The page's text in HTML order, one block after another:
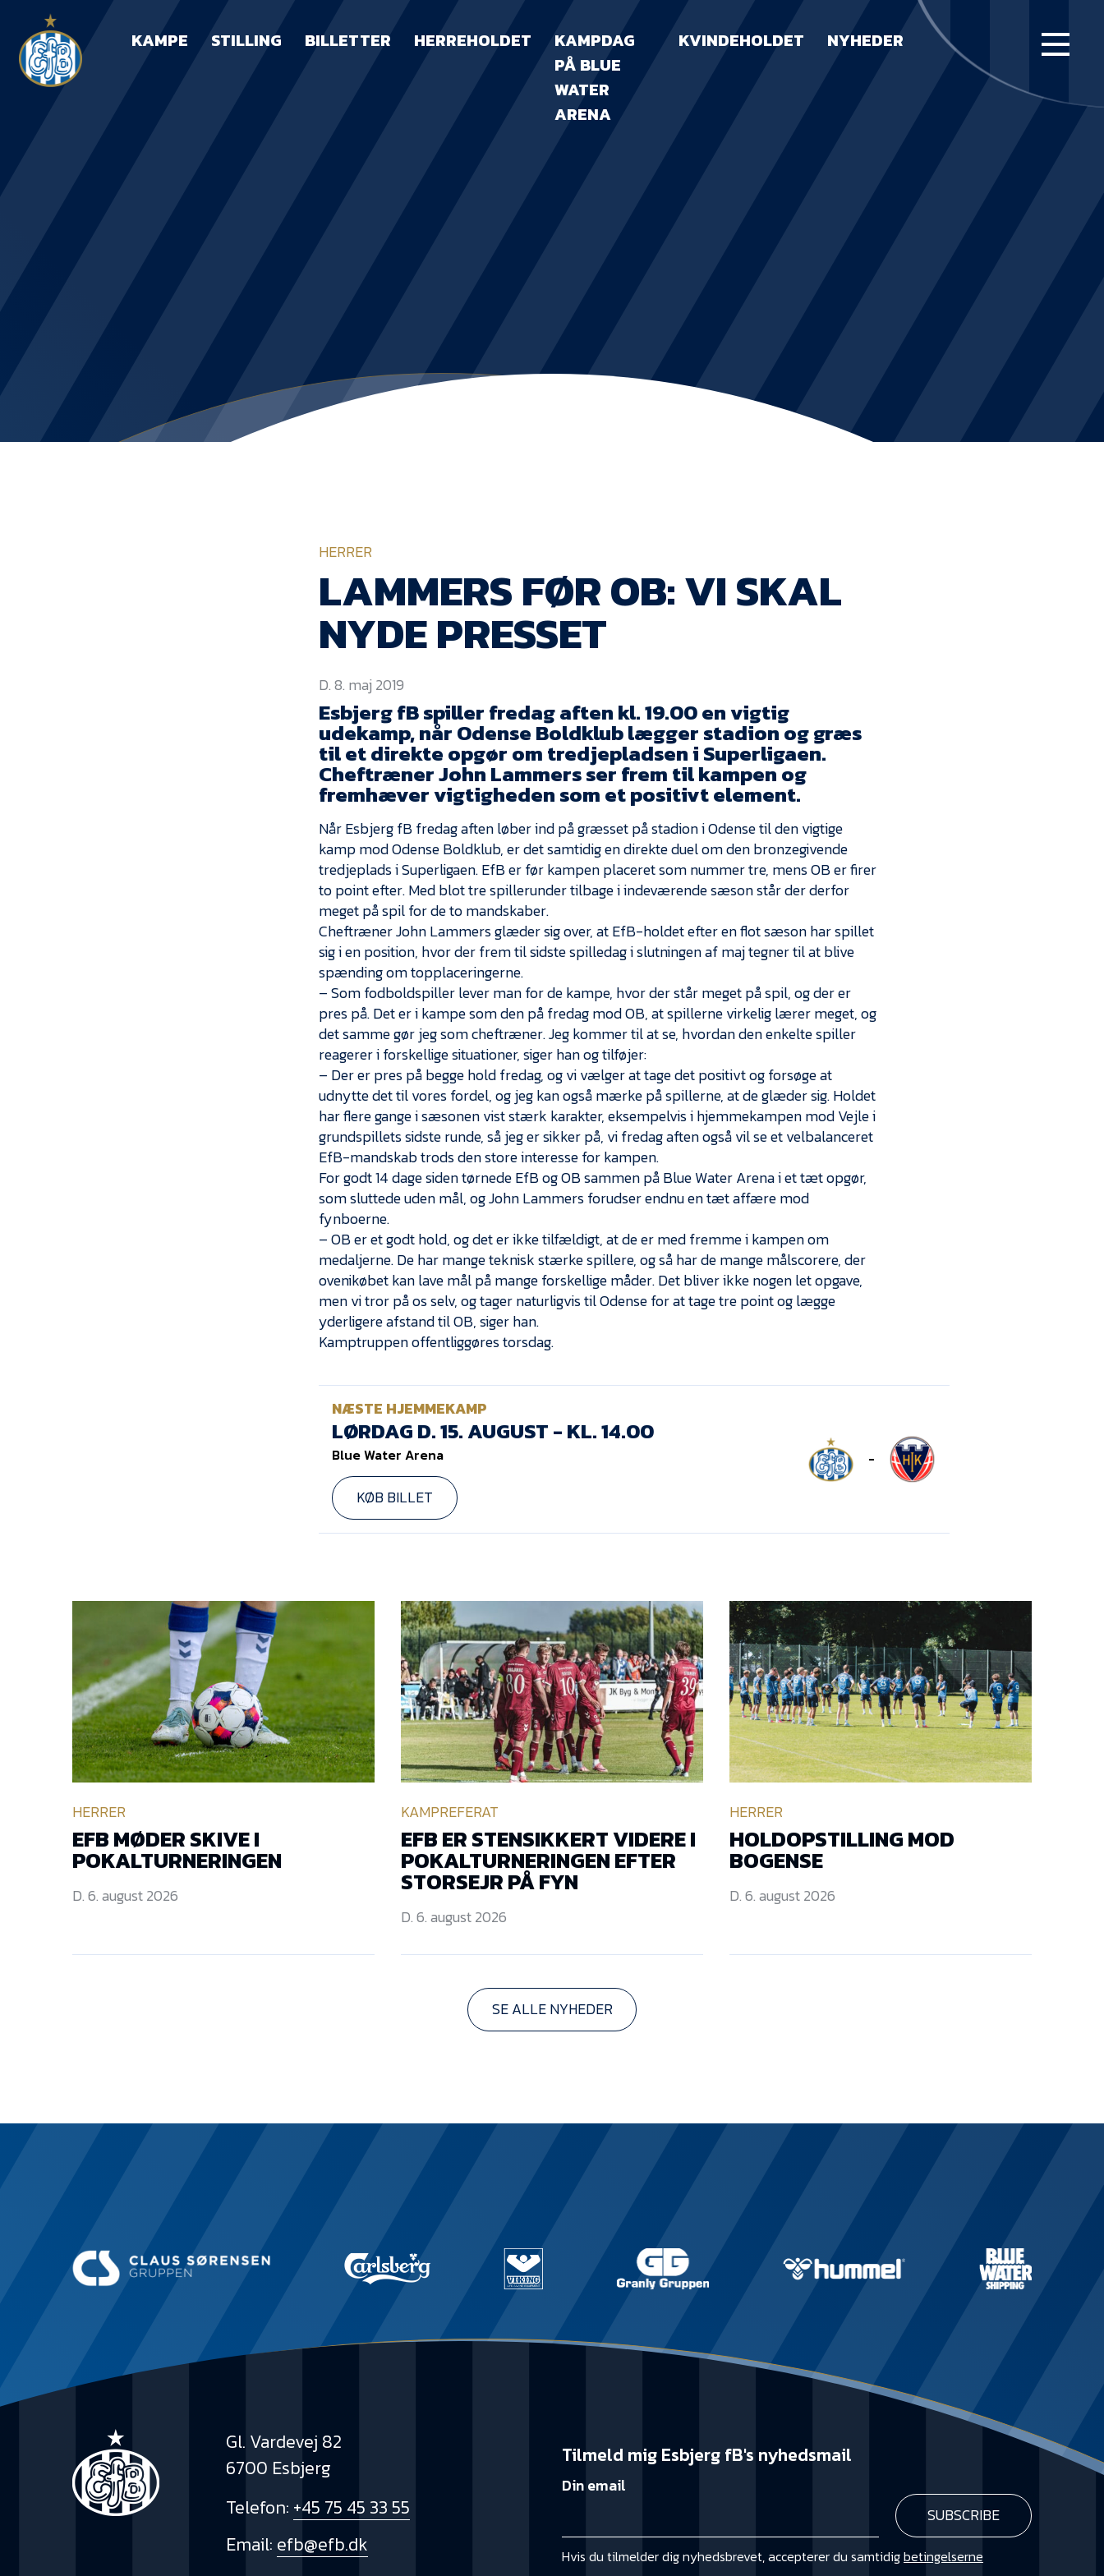
KAMPE STILLING BILLETTER HERREHOLDET
KAMPDAG
PÅ BLUE
WATER
ARENA
KVINDEHOLDET NYHEDER FORSIDE
KVINDEHOLDET
Sydvestjysk Fodbold Samarbejde
HERRER
LAMMERS FØR OB: VI SKAL
NYDE PRESSET
D. 8. maj 2019
Esbjerg fB spiller fredag aften kl. 19.00 en vigtig
udekamp, når Odense Boldklub lægger stadion og græs
til et direkte opgør om tredjepladsen i Superligaen.
Cheftræner John Lammers ser frem til kampen og
fremhæver vigtigheden som et positivt element.
Når Esbjerg fB fredag aften løber ind på græsset på stadion i Odense til den vigtige
kamp mod Odense Boldklub, er det samtidig en direkte duel om den bronzegivende
tredjeplads i Superligaen. EfB er før kampen placeret som nummer tre, mens OB er firer
to point efter. Med blot tre spillerunder tilbage i indeværende sæson står der derfor
meget på spil for de to mandskaber.
Cheftræner John Lammers glæder sig over, at EfB-holdet efter en flot sæson har spillet
sig i en position, hvor der frem til sidste spilledag i slutningen af maj tegner til at blive
spænding om topplaceringerne.
– Som fodboldspiller lever man for de kampe, hvor der står meget på spil, og der er
pres på. Det er i kampe som den på fredag mod OB, at spillerne virkelig lærer meget, og
det samme gør jeg som cheftræner. Jeg kommer til at se, hvordan den enkelte spiller
reagerer i forskellige situationer, siger han og tilføjer:
– Der er pres på begge hold fredag, og vi vælger at tage det positivt og forsøge at
udnytte det til vores fordel, og jeg kan også mærke på spillerne, at de glæder sig. Holdet
har flere gange i sæsonen vist stærk karakter, eksempelvis i hjemmekampen mod Vejle i
grundspillets sidste runde, så jeg er sikker på, vi fredag aften også vil se et velbalanceret
EfB-mandskab trods den store interesse for kampen.
For godt 14 dage siden tørnede EfB og OB sammen på Blue Water Arena i et tæt opgør,
som sluttede uden mål, og John Lammers forudser endnu en tæt affære mod
fynboerne.
– OB er et godt hold, og det er ikke tilfældigt, at de er med fremme i kampen om
medaljerne. De har mange teknisk stærke spillere, og så har de mange målscorere, der
ovenikøbet kan lave mål på mange forskellige måder. Det bliver ikke nogen let opgave,
men vi tror på os selv, og tager naturligvis til Odense for at tage tre point og lægge
yderligere afstand til OB, siger han.
Kamptruppen offentliggøres torsdag.
NÆSTE HJEMMEKAMP
LØRDAG D. 15. AUGUST - KL. 14.00
Blue Water Arena
KØB BILLET
-
HERRER
EFB MØDER SKIVE I
POKALTURNERINGEN
D. 6. august 2026
KAMPREFERAT
EFB ER STENSIKKERT VIDERE I
POKALTURNERINGEN EFTER
STORSEJR PÅ FYN
D. 6. august 2026
HERRER
HOLDOPSTILLING MOD
BOGENSE
D. 6. august 2026
SE ALLE NYHEDER
Gl. Vardevej 82
6700 Esbjerg
Telefon: +45 75 45 33 55
Email: efb@efb.dk
Tilmeld mig Esbjerg fB's nyhedsmail
Din email
Hvis du tilmelder dig nyhedsbrevet, accepterer du samtidigbetingelserne